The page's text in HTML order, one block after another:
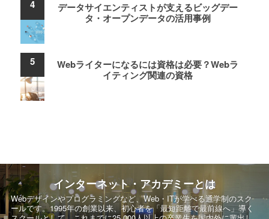
データサイエンティストが支えるビッグデー
タ・オープンデータの活用事例
Webライターになるには資格は必要？Webラ
イティング関連の資格
インターネット・アカデミーとは
Webデザインやプログラミングなど、Web・ITが学べる通学制のスク
ールです。1995年の創業以来、初心者を「最短距離で最前線へ」導く